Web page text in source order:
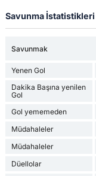
Savunma İstatistikleri
Savunmak
Yenen Gol
Dakika Başına yenilen
Gol
Gol yememeden
Müdahaleler
Müdahaleler
Düellolar